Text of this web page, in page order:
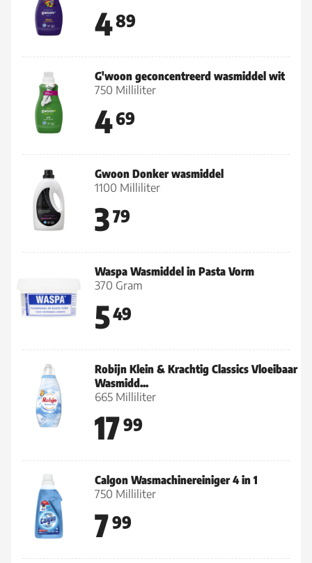
489
G'woon geconcentreerd wasmiddel wit
750 Milliliter
469
Gwoon Donker wasmiddel
1100 Milliliter
379
Waspa Wasmiddel in Pasta Vorm
370 Gram
549
Robijn Klein & Krachtig Classics Vloeibaar
Wasmidd...
665 Milliliter
1799
Calgon Wasmachinereiniger 4 in 1
750 Milliliter
799